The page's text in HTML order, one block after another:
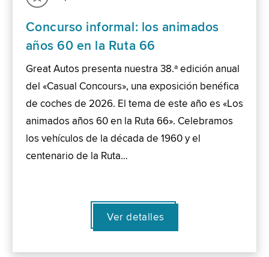
Concurso informal: los animados
años 60 en la Ruta 66
Great Autos presenta nuestra 38.ª edición anual
del «Casual Concours», una exposición benéfica
de coches de 2026. El tema de este año es «Los
animados años 60 en la Ruta 66». Celebramos
los vehículos de la década de 1960 y el
centenario de la Ruta…
Ver detalles